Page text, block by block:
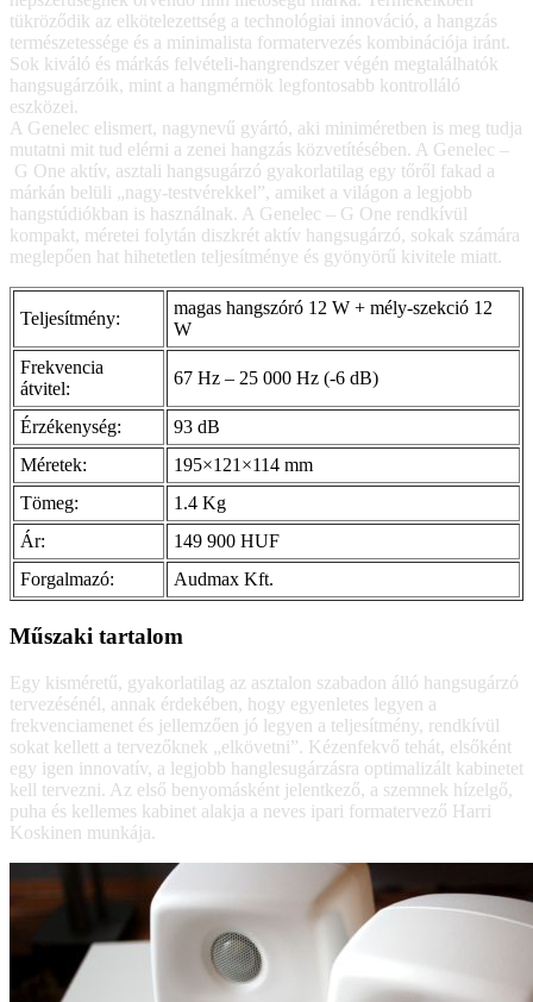
tükröződik az elkötelezettség a technológiai innováció, a hangzás
természetessége és a minimalista formatervezés kombinációja iránt.
Sok kiváló és márkás felvételi-hangrendszer végén megtalálhatók
hangsugárzóik, mint a hangmérnök legfontosabb kontrolláló
eszközei.
A Genelec elismert, nagynevű gyártó, aki miniméretben is meg tudja
mutatni mit tud elérni a zenei hangzás közvetítésében. A Genelec –
G One aktív, asztali hangsugárzó gyakorlatilag egy tőről fakad a
márkán belüli „nagy-testvérekkel”, amiket a világon a legjobb
hangstúdiókban is használnak. A Genelec – G One rendkívül
kompakt, méretei folytán diszkrét aktív hangsugárzó, sokak számára
meglepően hat hihetetlen teljesítménye és gyönyörű kivitele miatt.
Teljesítmény:
magas hangszóró 12 W + mély-szekció 12
W
Frekvencia
átvitel:
67 Hz – 25 000 Hz (-6 dB)
Érzékenység:
93 dB
Méretek:
195×121×114 mm
Tömeg:
1.4 Kg
Ár:
149 900 HUF
Forgalmazó:
Audmax Kft.
Műszaki tartalom
Egy kisméretű, gyakorlatilag az asztalon szabadon álló hangsugárzó
tervezésénél, annak érdekében, hogy egyenletes legyen a
frekvenciamenet és jellemzően jó legyen a teljesítmény, rendkívül
sokat kellett a tervezőknek „elkövetni”. Kézenfekvő tehát, elsőként
egy igen innovatív, a legjobb hanglesugárzásra optimalizált kabinetet
kell tervezni. Az első benyomásként jelentkező, a szemnek hízelgő,
puha és kellemes kabinet alakja a neves ipari formatervező Harri
Koskinen munkája.